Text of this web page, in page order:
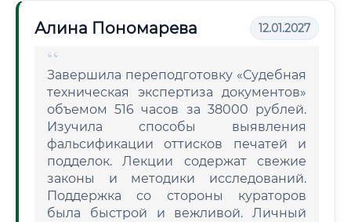
Алина Пономарева 12.01.2027
Завершила переподготовку «Судебная
техническая экспертиза документов»
объемом 516 часов за 38000 рублей.
Изучила способы выявления
фальсификации оттисков печатей и
подделок. Лекции содержат свежие
законы и методики исследований.
Поддержка со стороны кураторов
была быстрой и вежливой. Личный